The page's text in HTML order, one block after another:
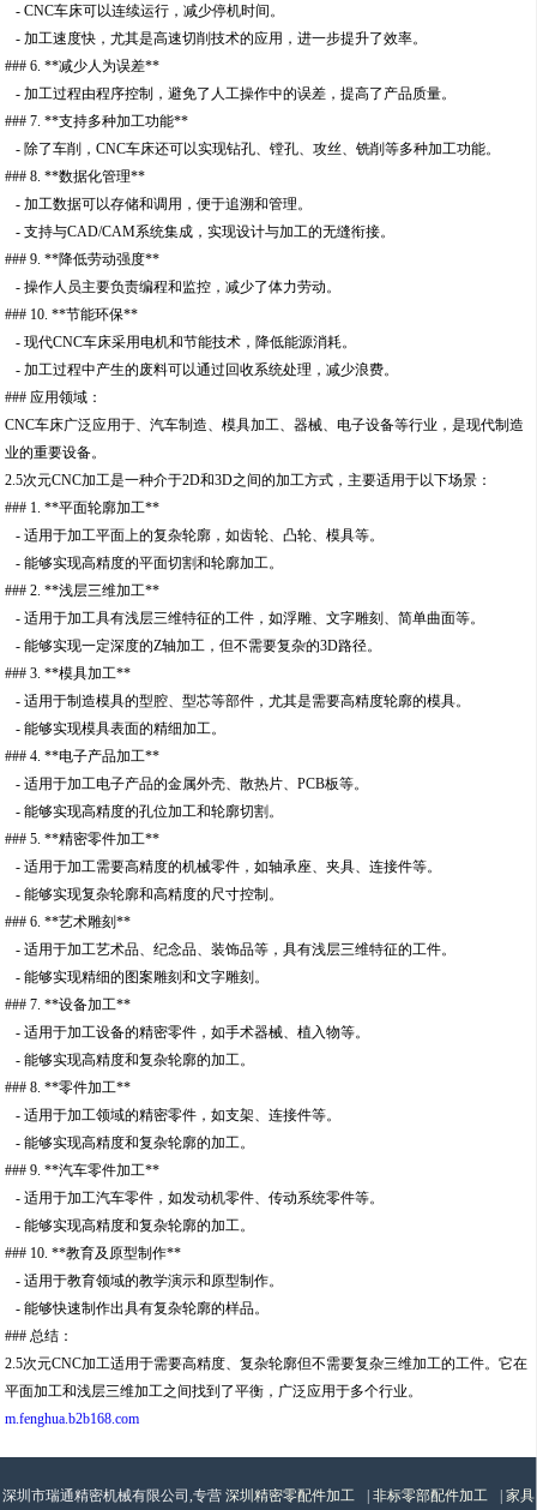
- CNC车床可以连续运行，减少停机时间。
- 加工速度快，尤其是高速切削技术的应用，进一步提升了效率。
### 6. **减少人为误差**
- 加工过程由程序控制，避免了人工操作中的误差，提高了产品质量。
### 7. **支持多种加工功能**
- 除了车削，CNC车床还可以实现钻孔、镗孔、攻丝、铣削等多种加工功能。
### 8. **数据化管理**
- 加工数据可以存储和调用，便于追溯和管理。
- 支持与CAD/CAM系统集成，实现设计与加工的无缝衔接。
### 9. **降低劳动强度**
- 操作人员主要负责编程和监控，减少了体力劳动。
### 10. **节能环保**
- 现代CNC车床采用电机和节能技术，降低能源消耗。
- 加工过程中产生的废料可以通过回收系统处理，减少浪费。
### 应用领域：
CNC车床广泛应用于、汽车制造、模具加工、器械、电子设备等行业，是现代制造
业的重要设备。
2.5次元CNC加工是一种介于2D和3D之间的加工方式，主要适用于以下场景：
### 1. **平面轮廓加工**
- 适用于加工平面上的复杂轮廓，如齿轮、凸轮、模具等。
- 能够实现高精度的平面切割和轮廓加工。
### 2. **浅层三维加工**
- 适用于加工具有浅层三维特征的工件，如浮雕、文字雕刻、简单曲面等。
- 能够实现一定深度的Z轴加工，但不需要复杂的3D路径。
### 3. **模具加工**
- 适用于制造模具的型腔、型芯等部件，尤其是需要高精度轮廓的模具。
- 能够实现模具表面的精细加工。
### 4. **电子产品加工**
- 适用于加工电子产品的金属外壳、散热片、PCB板等。
- 能够实现高精度的孔位加工和轮廓切割。
### 5. **精密零件加工**
- 适用于加工需要高精度的机械零件，如轴承座、夹具、连接件等。
- 能够实现复杂轮廓和高精度的尺寸控制。
### 6. **艺术雕刻**
- 适用于加工艺术品、纪念品、装饰品等，具有浅层三维特征的工件。
- 能够实现精细的图案雕刻和文字雕刻。
### 7. **设备加工**
- 适用于加工设备的精密零件，如手术器械、植入物等。
- 能够实现高精度和复杂轮廓的加工。
### 8. **零件加工**
- 适用于加工领域的精密零件，如支架、连接件等。
- 能够实现高精度和复杂轮廓的加工。
### 9. **汽车零件加工**
- 适用于加工汽车零件，如发动机零件、传动系统零件等。
- 能够实现高精度和复杂轮廓的加工。
### 10. **教育及原型制作**
- 适用于教育领域的教学演示和原型制作。
- 能够快速制作出具有复杂轮廓的样品。
### 总结：
2.5次元CNC加工适用于需要高精度、复杂轮廓但不需要复杂三维加工的工件。它在
平面加工和浅层三维加工之间找到了平衡，广泛应用于多个行业。
m.fenghua.b2b168.com
深圳市瑞通精密机械有限公司,专营 深圳精密零配件加工 非标零部配件加工 家具